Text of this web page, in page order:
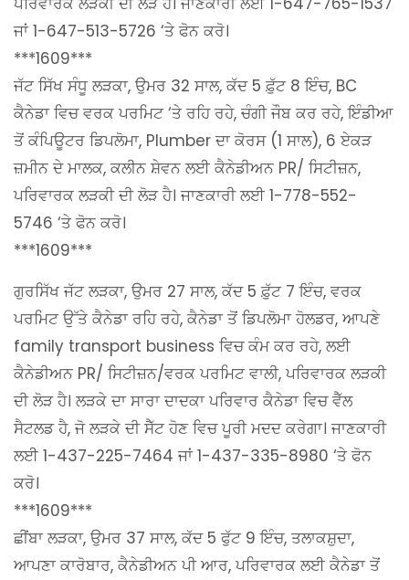
ਜਾਂ 1-647-513-5726 ‘ਤੇ ਫੋਨ ਕਰੋ।
***1609***
ਜੱਟ ਸਿੱਖ ਸੰਧੂ ਲੜਕਾ, ਉਮਰ 32 ਸਾਲ, ਕੱਦ 5 ਫ਼ੁੱਟ 8 ਇੰਚ, BC
ਕੈਨੇਡਾ ਵਿਚ ਵਰਕ ਪਰਮਿਟ ‘ਤੇ ਰਹਿ ਰਹੇ, ਚੰਗੀ ਜੌਬ ਕਰ ਰਹੇ, ਇੰਡੀਆ
ਤੋਂ ਕੰਪਿਊਟਰ ਡਿਪਲੋਮਾ, Plumber ਦਾ ਕੋਰਸ (1 ਸਾਲ), 6 ਏਕੜ
ਜ਼ਮੀਨ ਦੇ ਮਾਲਕ, ਕਲੀਨ ਸ਼ੇਵਨ ਲਈ ਕੈਨੇਡੀਅਨ PR/ ਸਿਟੀਜ਼ਨ,
ਪਰਿਵਾਰਕ ਲੜਕੀ ਦੀ ਲੋੜ ਹੈ। ਜਾਣਕਾਰੀ ਲਈ 1-778-552-
5746 ‘ਤੇ ਫੋਨ ਕਰੋ।
***1609***
ਗੁਰਸਿੱਖ ਜੱਟ ਲੜਕਾ, ਉਮਰ 27 ਸਾਲ, ਕੱਦ 5 ਫ਼ੁੱਟ 7 ਇੰਚ, ਵਰਕ
ਪਰਮਿਟ ਉੱਤੇ ਕੈਨੇਡਾ ਰਹਿ ਰਹੇ, ਕੈਨੇਡਾ ਤੋਂ ਡਿਪਲੋਮਾ ਹੋਲਡਰ, ਆਪਣੇ
family transport business ਵਿਚ ਕੰਮ ਕਰ ਰਹੇ, ਲਈ
ਕੈਨੇਡੀਅਨ PR/ ਸਿਟੀਜ਼ਨ/ਵਰਕ ਪਰਮਿਟ ਵਾਲੀ, ਪਰਿਵਾਰਕ ਲੜਕੀ
ਦੀ ਲੋੜ ਹੈ। ਲੜਕੇ ਦਾ ਸਾਰਾ ਦਾਦਕਾ ਪਰਿਵਾਰ ਕੈਨੇਡਾ ਵਿਚ ਵੈੱਲ
ਸੈਟਲਡ ਹੈ, ਜੋ ਲੜਕੇ ਦੀ ਸੈੱਟ ਹੋਣ ਵਿਚ ਪੂਰੀ ਮਦਦ ਕਰੇਗਾ। ਜਾਣਕਾਰੀ
ਲਈ 1-437-225-7464 ਜਾਂ 1-437-335-8980 ‘ਤੇ ਫੋਨ
ਕਰੋ।
***1609***
ਛੀਂਬਾ ਲੜਕਾ, ਉਮਰ 37 ਸਾਲ, ਕੱਦ 5 ਫੁੱਟ 9 ਇੰਚ, ਤਲਾਕਸ਼ੁਦਾ,
ਆਪਣਾ ਕਾਰੋਬਾਰ, ਕੈਨੇਡੀਅਨ ਪੀ ਆਰ, ਪਰਿਵਾਰਕ ਲਈ ਕੈਨੇਡਾ ਤੋਂ